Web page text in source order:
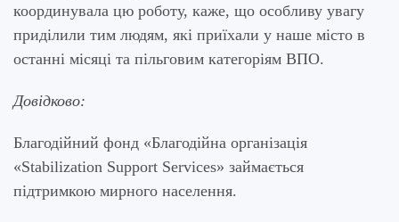
координувала цю роботу, каже, що особливу увагу
приділили тим людям, які приїхали у наше місто в
останні місяці та пільговим категоріям ВПО.
Довідково:
Благодійний фонд «Благодійна організація
«Stabilization Support Services» займається
підтримкою мирного населення.